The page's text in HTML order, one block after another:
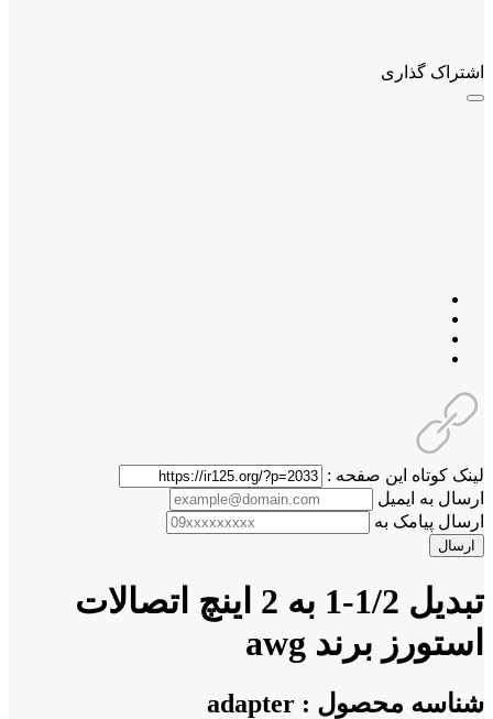
اشتراک گذاری
لینک کوتاه این صفحه :
ارسال به ایمیل
ارسال پیامک به
ارسال
تبدیل 1/2-1 به 2 اینچ اتصالات
استورز برند awg
شناسه محصول : adapter